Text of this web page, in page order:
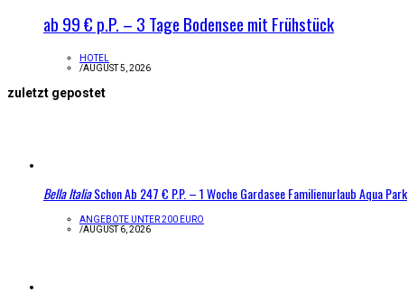
ab 99 € p.P. – 3 Tage Bodensee mit Frühstück
HOTEL
/AUGUST 5, 2026
zuletzt gepostet
Bella ItaliaSchon Ab 247 € P.P. – 1 Woche Gardasee Familienurlaub Aqua Park
ANGEBOTE UNTER 200 EURO
/AUGUST 6, 2026